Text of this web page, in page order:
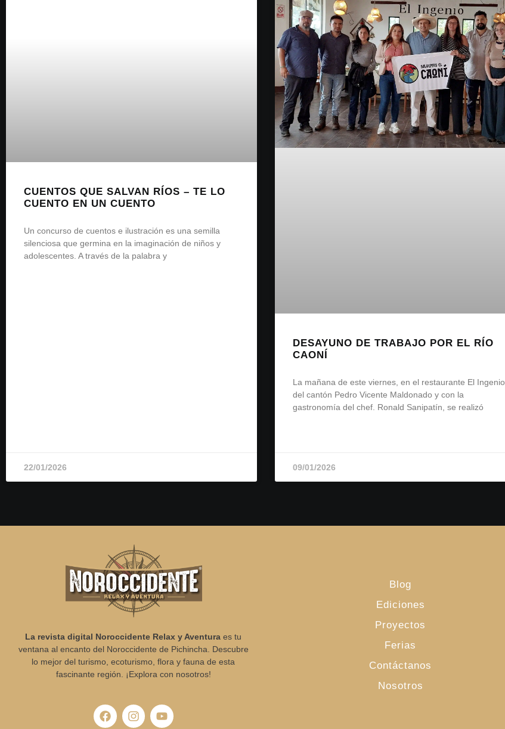
CUENTOS QUE SALVAN RÍOS – TE LO
CUENTO EN UN CUENTO
Un concurso de cuentos e ilustración es una semilla
silenciosa que germina en la imaginación de niños y
adolescentes. A través de la palabra y
22/01/2026
DESAYUNO DE TRABAJO POR EL RÍO
CAONÍ
La mañana de este viernes, en el restaurante El Ingenio
del cantón Pedro Vicente Maldonado y con la
gastronomía del chef. Ronald Sanipatín, se realizó
09/01/2026
La revista digital Noroccidente Relax y Aventura es tu
ventana al encanto del Noroccidente de Pichincha. Descubre
lo mejor del turismo, ecoturismo, flora y fauna de esta
fascinante región. ¡Explora con nosotros!
Blog
Ediciones
Proyectos
Ferias
Contáctanos
Nosotros